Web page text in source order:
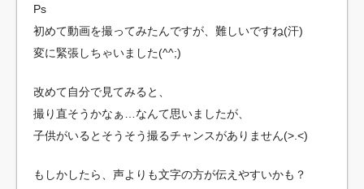
Ps
初めて動画を撮ってみたんですが、難しいですね(汗)
変に緊張しちゃいました(^^;)
改めて自分で見てみると、
撮り直そうかなぁ…なんて思いましたが、
子供がいるとそうそう撮るチャンスがありません(>.<)
もしかしたら、声よりも文字の方が伝えやすいかも？